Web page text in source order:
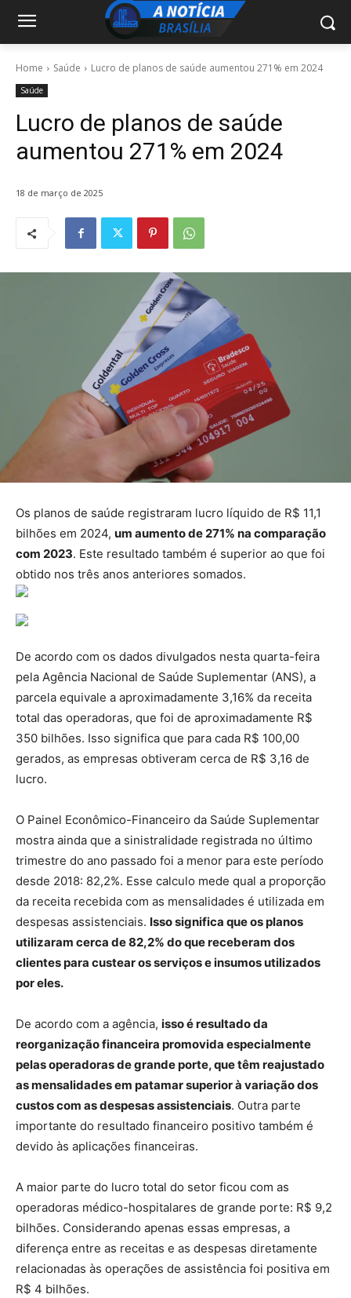
Home Saúde Lucro de planos de saúde aumentou 271% em 2024
Saúde
Lucro de planos de saúde
aumentou 271% em 2024
18 de março de 2025
Os planos de saúde registraram lucro líquido de R$ 11,1
bilhões em 2024, um aumento de 271% na comparação
com 2023. Este resultado também é superior ao que foi
obtido nos três anos anteriores somados.
De acordo com os dados divulgados nesta quarta-feira
pela Agência Nacional de Saúde Suplementar (ANS), a
parcela equivale a aproximadamente 3,16% da receita
total das operadoras, que foi de aproximadamente R$
350 bilhões. Isso significa que para cada R$ 100,00
gerados, as empresas obtiveram cerca de R$ 3,16 de
lucro.
O Painel Econômico-Financeiro da Saúde Suplementar
mostra ainda que a sinistralidade registrada no último
trimestre do ano passado foi a menor para este período
desde 2018: 82,2%. Esse calculo mede qual a proporção
da receita recebida com as mensalidades é utilizada em
despesas assistenciais. Isso significa que os planos
utilizaram cerca de 82,2% do que receberam dos
clientes para custear os serviços e insumos utilizados
por eles.
De acordo com a agência, isso é resultado da
reorganização financeira promovida especialmente
pelas operadoras de grande porte, que têm reajustado
as mensalidades em patamar superior à variação dos
custos com as despesas assistenciais. Outra parte
importante do resultado financeiro positivo também é
devido às aplicações financeiras.
A maior parte do lucro total do setor ficou com as
operadoras médico-hospitalares de grande porte: R$ 9,2
bilhões. Considerando apenas essas empresas, a
diferença entre as receitas e as despesas diretamente
relacionadas às operações de assistência foi positiva em
R$ 4 bilhões.